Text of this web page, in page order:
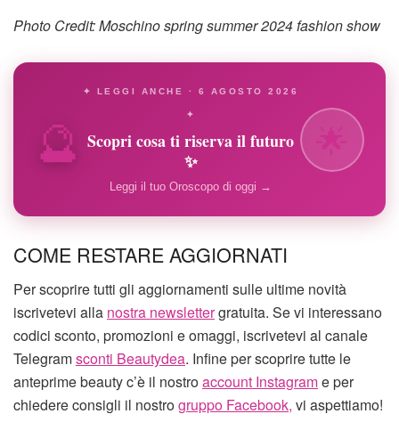
Photo Credit: Moschino spring summer 2024 fashion show
🔮
✦ LEGGI ANCHE · 6 AGOSTO 2026
✦
Scopri cosa ti riserva il futuro
✨
Leggi il tuo Oroscopo di oggi →
COME RESTARE AGGIORNATI
Per scoprire tutti gli aggiornamenti sulle ultime novità
iscrivetevi alla nostra newslettergratuita. Se vi interessano
codici sconto, promozioni e omaggi, iscrivetevi al canale
Telegramsconti Beautydea. Infine per scoprire tutte le
anteprime beauty c’è il nostroaccount Instagrame per
chiedere consigli il nostrogruppo Facebook, vi aspettiamo!